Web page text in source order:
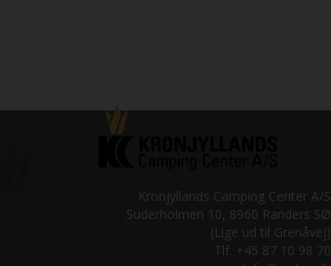
Kronjyllands Camping Center A/S
Suderholmen 10, 8960 Randers SØ
(Lige ud til Grenåvej)
Tlf. +45 87 10 98 70